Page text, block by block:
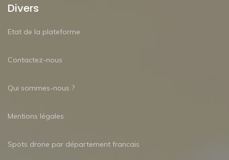
Divers
Etat de la plateforme
Contactez-nous
Qui sommes-nous ?
Mentions légales
Spots drone par département francais